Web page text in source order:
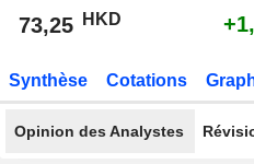
73,25 HKD
Synthèse Cotations
Opinion des Analystes